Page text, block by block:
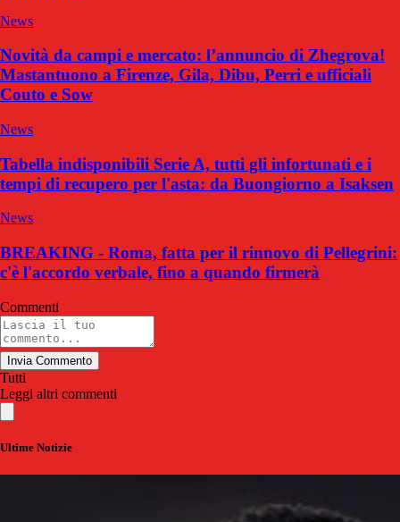
News
Novità da campi e mercato: l’annuncio di Zhegrova!
Mastantuono a Firenze, Gila, Dibu, Perri e ufficiali
Couto e Sow
News
Tabella indisponibili Serie A, tutti gli infortunati e i
tempi di recupero per l'asta: da Buongiorno a Isaksen
News
BREAKING - Roma, fatta per il rinnovo di Pellegrini:
c'è l'accordo verbale, fino a quando firmerà
Commenti
Invia Commento
Tutti
Leggi altri commenti
Ultime Notizie